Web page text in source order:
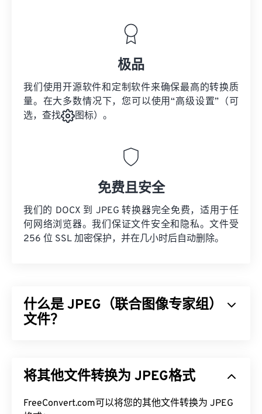
极品
我们使用开源软件和定制软件来确保最高的转换质
量。在大多数情况下，您可以使用“高级设置”（可
选，查找
图标）。
免费且安全
我们的 DOCX 到 JPEG 转换器完全免费，适用于任
何网络浏览器。我们保证文件安全和隐私。文件受
256 位 SSL 加密保护，并在几小时后自动删除。
什么是 JPEG（联合图像专家组）
文件？
广泛应用的原因。因此，JPEG 文件相对较小，非常
们的JPEG 压缩工具将文件大小减少高达 80%！
将其他文件转换为 JPEG格式
FreeConvert.com可以将您的其他文件转换为 JPEG